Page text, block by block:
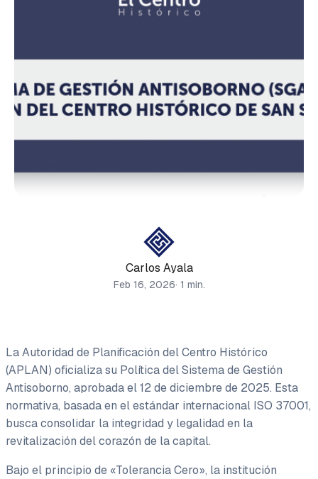
Carlos Ayala
Feb 16, 2026· 1 min.
La Autoridad de Planificación del Centro Histórico
(APLAN) oficializa su Política del Sistema de Gestión
Antisoborno, aprobada el 12 de diciembre de 2025. Esta
normativa, basada en el estándar internacional ISO 37001,
busca consolidar la integridad y legalidad en la
revitalización del corazón de la capital.
Bajo el principio de «Tolerancia Cero», la institución